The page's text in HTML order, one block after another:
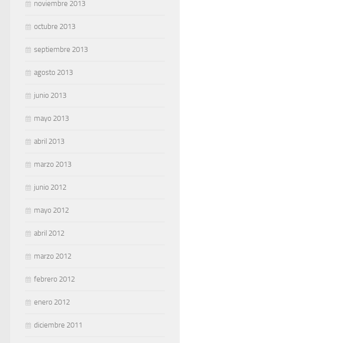
noviembre 2013
octubre 2013
septiembre 2013
agosto 2013
junio 2013
mayo 2013
abril 2013
marzo 2013
junio 2012
mayo 2012
abril 2012
marzo 2012
febrero 2012
enero 2012
diciembre 2011